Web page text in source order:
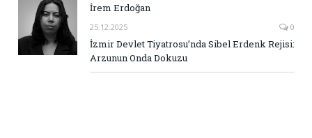
İrem Erdoğan
25.12.2025 0
İzmir Devlet Tiyatrosu’nda Sibel Erdenk Rejisi:
Arzunun Onda Dokuzu